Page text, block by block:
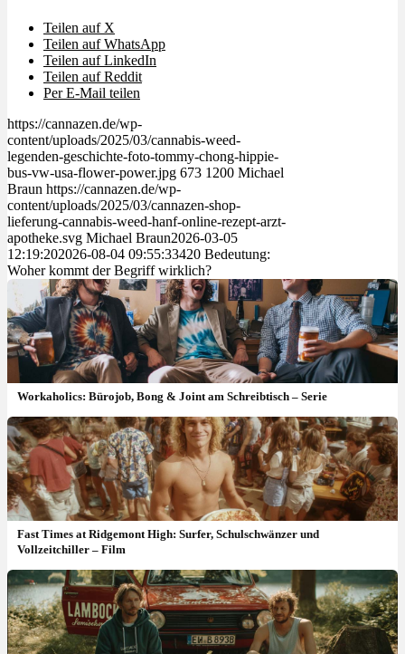
Teilen auf X
Teilen auf WhatsApp
Teilen auf LinkedIn
Teilen auf Reddit
Per E-Mail teilen
https://cannazen.de/wp-
content/uploads/2025/03/cannabis-weed-
legenden-geschichte-foto-tommy-chong-hippie-
bus-vw-usa-flower-power.jpg 673 1200 Michael
Braun https://cannazen.de/wp-
content/uploads/2025/03/cannazen-shop-
lieferung-cannabis-weed-hanf-online-rezept-arzt-
apotheke.svg Michael Braun2026-03-05
12:19:202026-08-04 09:55:33420 Bedeutung:
Woher kommt der Begriff wirklich?
Workaholics: Bürojob, Bong & Joint am Schreibtisch – Serie
Fast Times at Ridgemont High: Surfer, Schulschwänzer und
Vollzeitchiller – Film